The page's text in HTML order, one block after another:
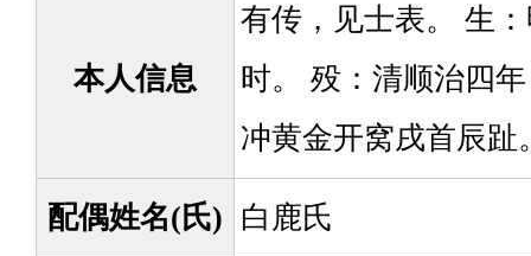
本人信息
有传，见士表。 生
时。 殁：清顺治四
冲黄金开窝戌首辰趾
配偶姓名(氏) 白鹿氏